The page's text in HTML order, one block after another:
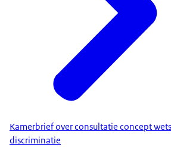
Kamerbrief over consultatie concept
discriminatie